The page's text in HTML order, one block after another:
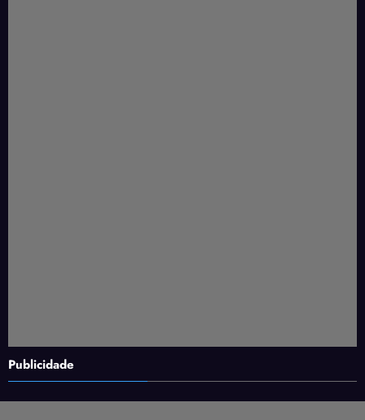
Publicidade